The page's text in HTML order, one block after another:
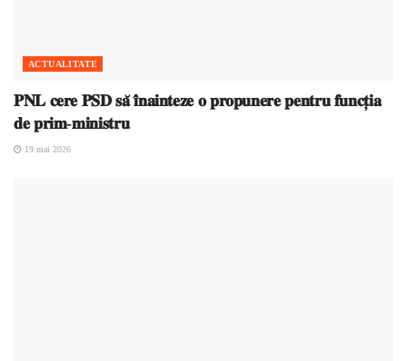
ACTUALITATE
𝐏𝐍𝐋 𝐜𝐞𝐫𝐞 𝐏𝐒𝐃 𝐬𝐚̆ 𝐢̂𝐧𝐚𝐢𝐧𝐭𝐞𝐳𝐞 𝐨 𝐩𝐫𝐨𝐩𝐮𝐧𝐞𝐫𝐞 𝐩𝐞𝐧𝐭𝐫𝐮 𝐟𝐮𝐧𝐜𝐭̦𝐢𝐚
𝐝𝐞 𝐩𝐫𝐢𝐦-𝐦𝐢𝐧𝐢𝐬𝐭𝐫𝐮
19 mai 2026